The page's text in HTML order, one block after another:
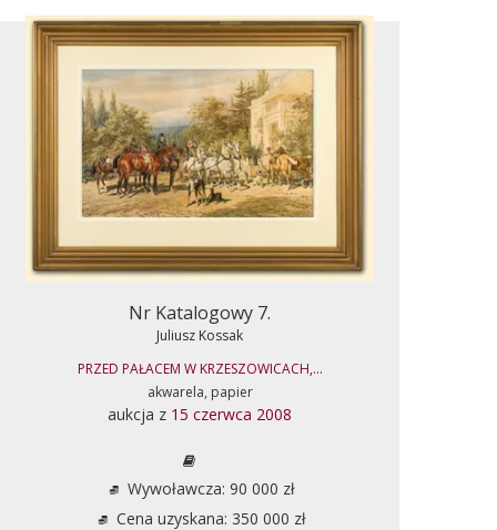
Nr Katalogowy 7.
Juliusz Kossak
PRZED PAŁACEM W KRZESZOWICACH,...
akwarela, papier
aukcja z 15 czerwca 2008
Wywoławcza: 90 000 zł
Cena uzyskana: 350 000 zł